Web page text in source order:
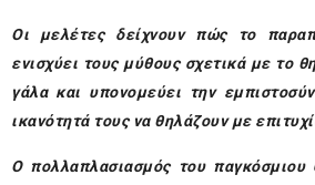
Οι μελέτες δείχνουν πώς το
ενισχύει τους μύθους σχετικά με το
γάλα και υπονομεύει την
ικανότητά τους να θηλάζουν με
Ο πολλαπλασιασμός του παγκόσμιου